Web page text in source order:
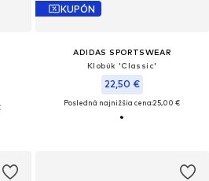
KUPÓN
ADIDAS SPORTSWEAR
Klobúk 'Classic'
22,50 €
Posledná najnižšia cena:25,00 €